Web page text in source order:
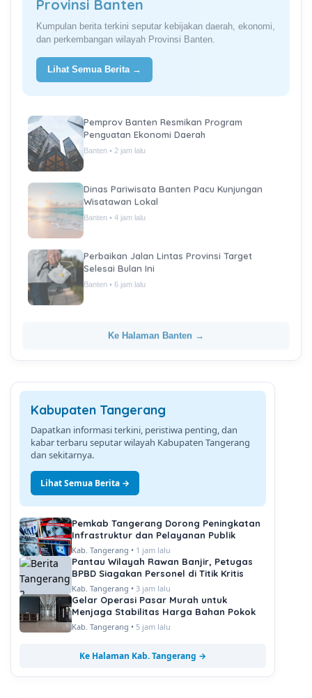
Provinsi Banten
Kumpulan berita terkini seputar kebijakan daerah, ekonomi,
dan perkembangan wilayah Provinsi Banten.
Lihat Semua Berita →
Pemprov Banten Resmikan Program
Penguatan Ekonomi Daerah
Banten • 2 jam lalu
Dinas Pariwisata Banten Pacu Kunjungan
Wisatawan Lokal
Banten • 4 jam lalu
Perbaikan Jalan Lintas Provinsi Target
Selesai Bulan Ini
Banten • 6 jam lalu
Ke Halaman Banten →
Kabupaten Tangerang
Dapatkan informasi terkini, peristiwa penting, dan
kabar terbaru seputar wilayah Kabupaten Tangerang
dan sekitarnya.
Lihat Semua Berita →
Pemkab Tangerang Dorong Peningkatan
Infrastruktur dan Pelayanan Publik
Kab. Tangerang • 1 jam lalu
Pantau Wilayah Rawan Banjir, Petugas
BPBD Siagakan Personel di Titik Kritis
Kab. Tangerang • 3 jam lalu
Gelar Operasi Pasar Murah untuk
Menjaga Stabilitas Harga Bahan Pokok
Kab. Tangerang • 5 jam lalu
Ke Halaman Kab. Tangerang →